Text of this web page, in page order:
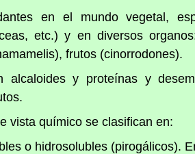
en el mundo vegetal,
etc.) y en diversos
frutos (cinorrodones).
alcaloides y proteínas y
vista químico se clasifican en:
o hidrosolubles (pirogálicos).